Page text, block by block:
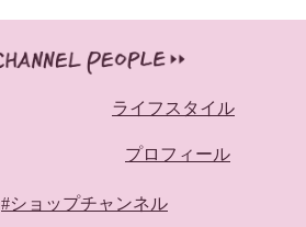
ライフスタイル
プロフィール
#ショップチャンネル